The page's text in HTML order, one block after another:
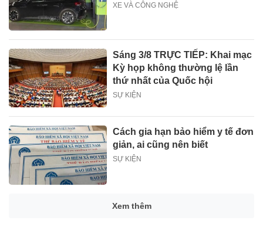
XE VÀ CÔNG NGHỆ
Sáng 3/8 TRỰC TIẾP: Khai mạc
Kỳ họp không thường lệ lần
thứ nhất của Quốc hội
SỰ KIỆN
Cách gia hạn bảo hiểm y tế đơn
giản, ai cũng nên biết
SỰ KIỆN
Xem thêm